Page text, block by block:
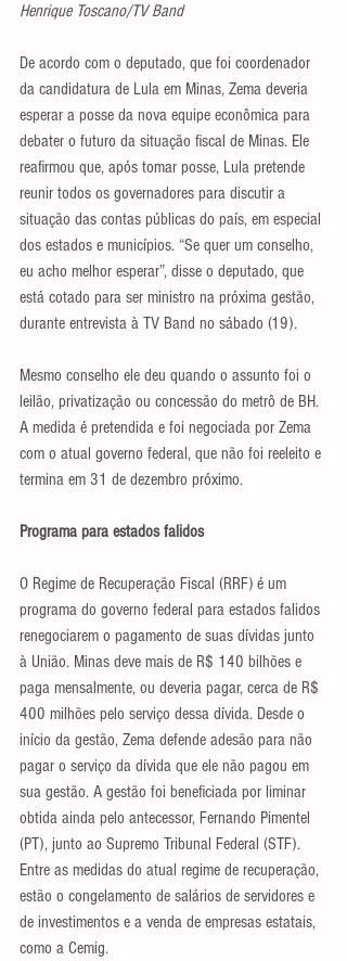
Henrique Toscano/TV Band
De acordo com o deputado, que foi coordenador
da candidatura de Lula em Minas, Zema deveria
esperar a posse da nova equipe econômica para
debater o futuro da situação fiscal de Minas. Ele
reafirmou que, após tomar posse, Lula pretende
reunir todos os governadores para discutir a
situação das contas públicas do país, em especial
dos estados e municípios. “Se quer um conselho,
eu acho melhor esperar”, disse o deputado, que
está cotado para ser ministro na próxima gestão,
durante entrevista à TV Band no sábado (19).
Mesmo conselho ele deu quando o assunto foi o
leilão, privatização ou concessão do metrô de BH.
A medida é pretendida e foi negociada por Zema
com o atual governo federal, que não foi reeleito e
termina em 31 de dezembro próximo.
Programa para estados falidos
O Regime de Recuperação Fiscal (RRF) é um
programa do governo federal para estados falidos
renegociarem o pagamento de suas dívidas junto
à União. Minas deve mais de R$ 140 bilhões e
paga mensalmente, ou deveria pagar, cerca de R$
400 milhões pelo serviço dessa dívida. Desde o
início da gestão, Zema defende adesão para não
pagar o serviço da dívida que ele não pagou em
sua gestão. A gestão foi beneficiada por liminar
obtida ainda pelo antecessor, Fernando Pimentel
(PT), junto ao Supremo Tribunal Federal (STF).
Entre as medidas do atual regime de recuperação,
estão o congelamento de salários de servidores e
de investimentos e a venda de empresas estatais,
como a Cemig.